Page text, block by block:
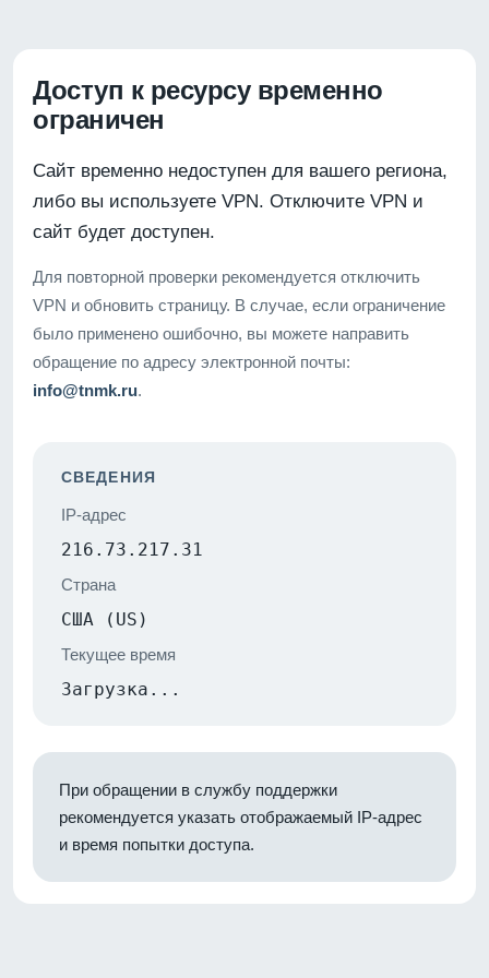
Доступ к ресурсу временно
ограничен
Сайт временно недоступен для вашего региона,
либо вы используете VPN. Отключите VPN и
сайт будет доступен.
Для повторной проверки рекомендуется отключить
VPN и обновить страницу. В случае, если ограничение
было применено ошибочно, вы можете направить
обращение по адресу электронной почты:
info@tnmk.ru.
СВЕДЕНИЯ
IP-адрес
216.73.217.31
Страна
США (US)
Текущее время
Загрузка...
При обращении в службу поддержки
рекомендуется указать отображаемый IP-адрес
и время попытки доступа.